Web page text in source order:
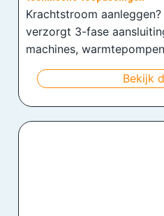
Krachtstroom
verzorgt 3-fase
machines,
Bekijk